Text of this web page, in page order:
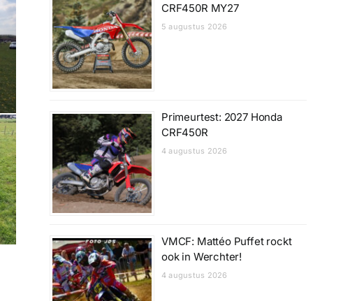
CRF450R MY27
5 augustus 2026
Primeurtest: 2027 Honda
CRF450R
4 augustus 2026
VMCF: Mattéo Puffet rockt
ook in Werchter!
4 augustus 2026